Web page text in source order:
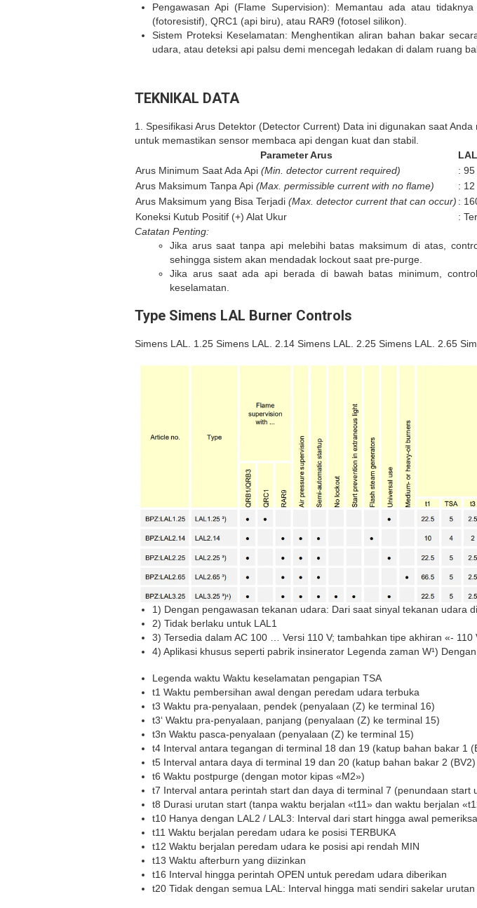
Pengawasan Api (Flame Supervision): Memantau ada atau
(fotoresistif), QRC1 (api biru), atau RAR9 (fotosel silikon).
Sistem Proteksi Keselamatan: Menghentikan aliran bahan bakar
udara, atau deteksi api palsu demi mencegah ledakan di dalam ruang
TEKNIKAL DATA
1. Spesifikasi Arus Detektor (Detector Current) Data ini digunakan saat
untuk memastikan sensor membaca api dengan kuat dan stabil.
Parameter Arus
Arus Minimum Saat Ada Api (Min. detector current required) : 95
Arus Maksimum Tanpa Api (Max. permissible current with no flame) : 12
Arus Maksimum yang Bisa Terjadi (Max. detector current that can occur) :
Koneksi Kutub Positif (+) Alat Ukur
:
Catatan Penting:
Jika arus saat tanpa apimelebihi batas maksimum di atas,
sehingga sistem akan mendadak lockout saat pre-purge
Jika arus saat ada api berada di bawah batas minimum,
keselamatan.
Type Simens LAL Burner Controls
Simens LAL. 1.25 Simens LAL. 2.14 Simens LAL. 2.25 Simens LAL. 2.65
1) Dengan pengawasan tekanan udara: Dari saat sinyal tekanan udara
2) Tidak berlaku untuk LAL1
3) Tersedia dalam AC 100 … Versi 110 V; tambahkan tipe akhiran «-
4) Aplikasi khusus seperti pabrik insinerator Legenda zaman W¹)
Legenda waktu Waktu keselamatan pengapian TSA
t1 Waktu pembersihan awal dengan peredam udara terbuka
t3 Waktu pra-penyalaan, pendek (penyalaan (Z) ke terminal 16)
t3‘ Waktu pra-penyalaan, panjang (penyalaan (Z) ke terminal 15)
t3n Waktu pasca-penyalaan (penyalaan (Z) ke terminal 15)
t4 Interval antara tegangan di terminal 18 dan 19 (katup bahan bakar 1
t5 Interval antara daya di terminal 19 dan 20 (katup bahan bakar 2
t6 Waktu postpurge (dengan motor kipas «M2»)
t7 Interval antara perintah start dan daya di terminal 7 (penundaan start
t8 Durasi urutan start (tanpa waktu berjalan «t11» dan waktu berjalan
t10 Hanya dengan LAL2 / LAL3: Interval dari start hingga awal
t11 Waktu berjalan peredam udara ke posisi TERBUKA
t12 Waktu berjalan peredam udara ke posisi api rendah MIN
t13 Waktu afterburn yang diizinkan
t16 Interval hingga perintah OPEN untuk peredam udara diberikan
t20 Tidak dengan semua LAL: Interval hingga mati sendiri sakelar